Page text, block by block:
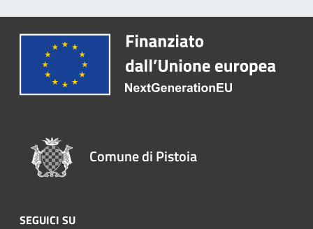
Comune di Pistoia
SEGUICI SU